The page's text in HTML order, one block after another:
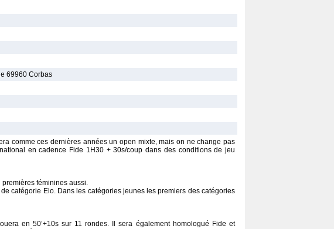
69960 Corbas
comme ces dernières années un open mixte, mais on ne change pas
en cadence Fide 1H30 + 30s/coup dans des conditions de jeu
féminines aussi.
catégorie Elo. Dans les catégories jeunes les premiers des catégories
en 50’+10s sur 11 rondes. Il sera également homologué Fide et